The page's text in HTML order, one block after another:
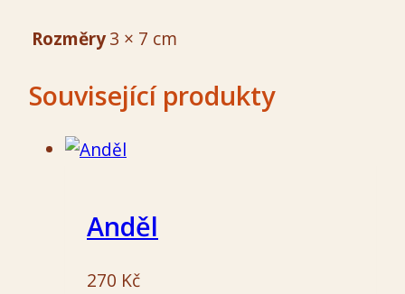
Rozměry3 × 7 cm
Související produkty
Anděl
270 Kč